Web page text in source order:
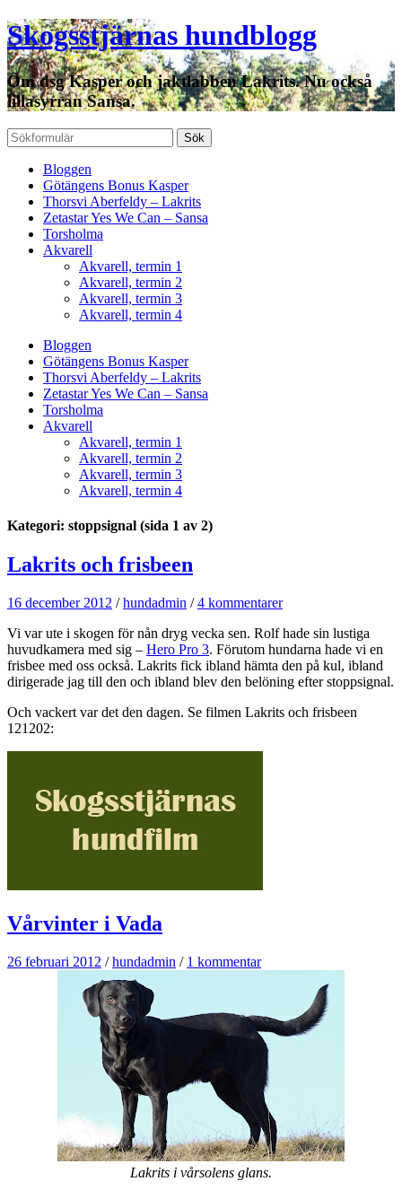
Skogsstjärnas hundblogg
Om dsg Kasper och jaktlabben Lakrits. Nu också
lillasyrran Sansa.
Bloggen
Götängens Bonus Kasper
Thorsvi Aberfeldy – Lakrits
Zetastar Yes We Can – Sansa
Torsholma
Akvarell
Akvarell, termin 1
Akvarell, termin 2
Akvarell, termin 3
Akvarell, termin 4
Bloggen
Götängens Bonus Kasper
Thorsvi Aberfeldy – Lakrits
Zetastar Yes We Can – Sansa
Torsholma
Akvarell
Akvarell, termin 1
Akvarell, termin 2
Akvarell, termin 3
Akvarell, termin 4
Kategori: stoppsignal (sida 1 av 2)
Lakrits och frisbeen
16 december 2012 /hundadmin /4 kommentarer
Vi var ute i skogen för nån dryg vecka sen. Rolf hade sin lustiga
huvudkamera med sig – Hero Pro 3. Förutom hundarna hade vi en
frisbee med oss också. Lakrits fick ibland hämta den på kul, ibland
dirigerade jag till den och ibland blev den belöning efter stoppsignal.
Och vackert var det den dagen. Se filmen Lakrits och frisbeen
121202:
Vårvinter i Vada
26 februari 2012 /hundadmin / 1 kommentar
Lakrits i vårsolens glans.